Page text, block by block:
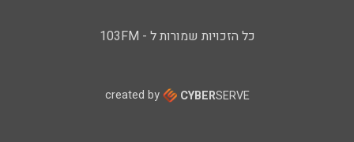
כל הזכויות שמורות ל - 103FM
created by CYBERSERVE